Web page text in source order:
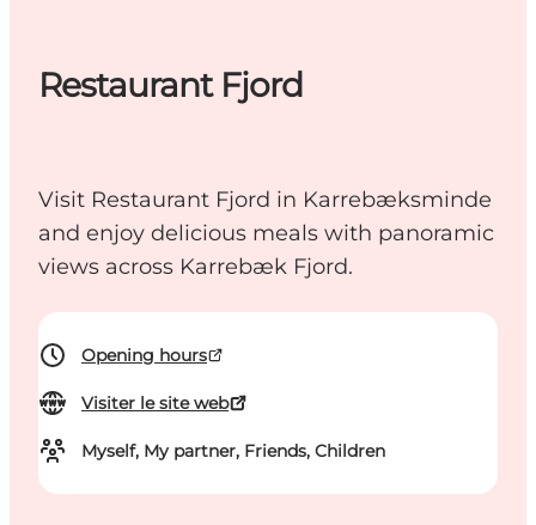
Restaurant Fjord
Visit Restaurant Fjord in Karrebæksminde
and enjoy delicious meals with panoramic
views across Karrebæk Fjord.
Opening hours
Visiter le site web
Myself, My partner, Friends, Children